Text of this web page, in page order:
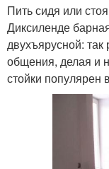
Пить сидя или
Диксиленде
двухъярусной:
общения, делая и
стойки